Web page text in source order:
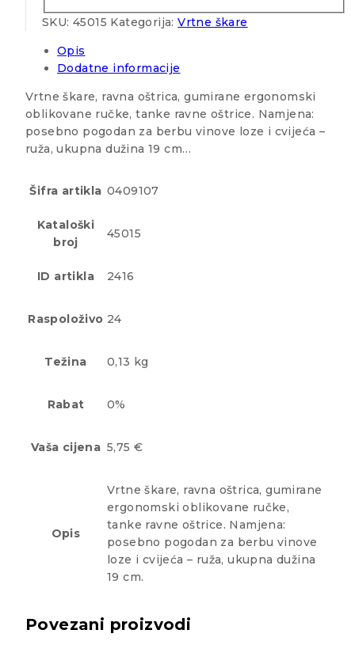
SKU: 45015 Kategorija:Vrtne škare
Opis
Dodatne informacije
Vrtne škare, ravna oštrica, gumirane ergonomski
oblikovane ručke, tanke ravne oštrice. Namjena:
posebno pogodan za berbu vinove loze i cvijeća –
ruža, ukupna dužina 19 cm…
Šifra artikla 0409107
Kataloški
broj
45015
ID artikla 2416
Raspoloživo 24
Težina 0,13 kg
Rabat 0%
Vaša cijena 5,75 €
Opis
Vrtne škare, ravna oštrica, gumirane
ergonomski oblikovane ručke,
tanke ravne oštrice. Namjena:
posebno pogodan za berbu vinove
loze i cvijeća – ruža, ukupna dužina
19 cm.
Povezani proizvodi